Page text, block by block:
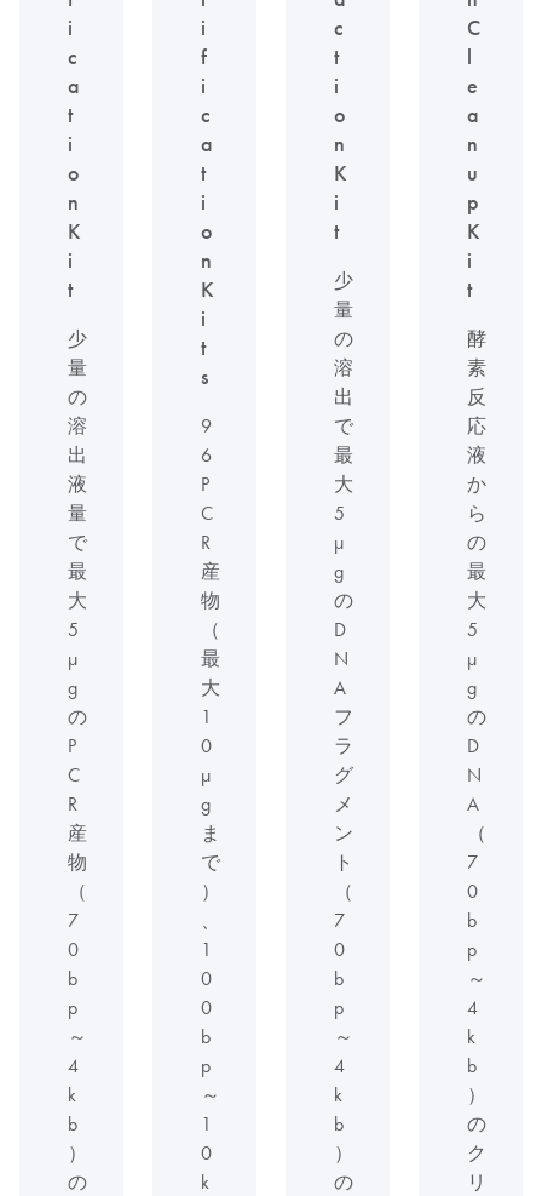
i
c
a
t
i
o
n
K
i
t
少
量
の
溶
出
液
量
で
最
大
5
μ
g
の
P
C
R
産
物
（
7
0
b
p
～
4
k
b
）
の
i
f
i
c
a
t
i
o
n
K
i
t
s
9
6
P
C
R
産
物
（
最
大
1
0
µ
g
ま
で
）
1
0
0
b
p
～
1
0
k
c
t
i
o
n
K
i
t
少
量
の
溶
出
で
最
大
5
µ
g
の
D
N
A
フ
ラ
グ
メ
ン
ト
（
7
0
b
p
～
4
k
b
）
の
C
l
e
a
n
u
p
K
i
t
酵
素
反
応
液
か
ら
の
最
大
5
µ
g
の
D
N
A
（
7
0
b
p
～
4
k
b
）
の
ク
リ